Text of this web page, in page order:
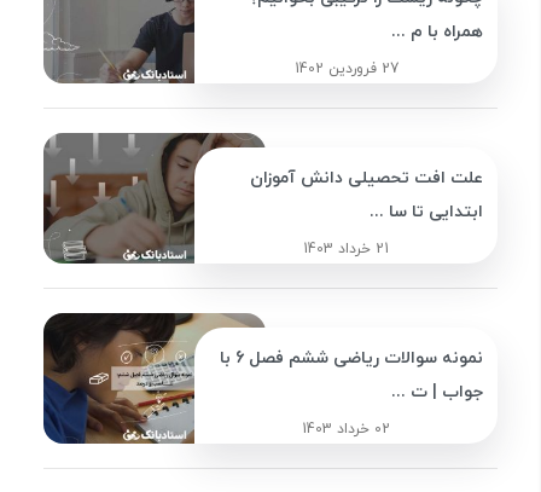
همراه با م ...
27 فروردین 1402
علت افت تحصیلی دانش آموزان
ابتدایی تا سا ...
21 خرداد 1403
نمونه سوالات ریاضی ششم فصل 6 با
جواب | ت ...
02 خرداد 1403